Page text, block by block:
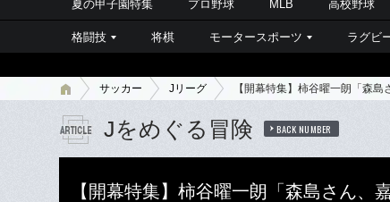
夏の甲子園特集 プロ野球 MLB 高校野球
格闘技 将棋 モータースポーツ ラグビ
サッカー Jリーグ 【開幕特集】柿谷曜一朗「森
Jをめぐる冒険 BACK NUMBER
【開幕特集】柿谷曜一朗「森島さん、